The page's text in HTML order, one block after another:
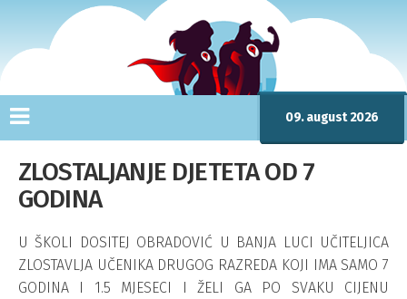
09. august 2026
ZLOSTALJANJE DJETETA OD 7
GODINA
U ŠKOLI DOSITEJ OBRADOVIĆ U BANJA LUCI UČITELJICA
ZLOSTAVLJA UČENIKA DRUGOG RAZREDA KOJI IMA SAMO 7
GODINA I 1.5 MJESECI I ŽELI GA PO SVAKU CIJENU